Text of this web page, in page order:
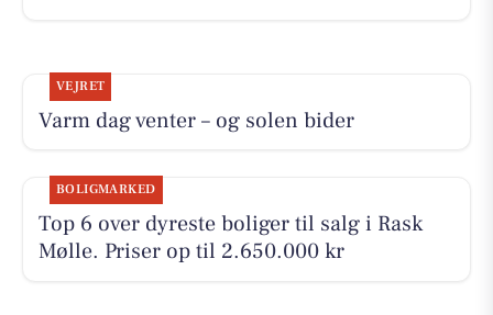
VEJRET
Varm dag venter – og solen bider
BOLIGMARKED
Top 6 over dyreste boliger til salg i Rask
Mølle. Priser op til 2.650.000 kr